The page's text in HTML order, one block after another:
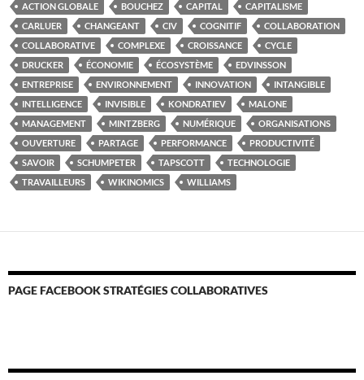
ACTION GLOBALE BOUCHEZ CAPITAL
CAPITALISME
CARLUER
CHANGEANT CIV COGNITIF
COLLABORATION
COLLABORATIVE
COMPLEXE CROISSANCE
CYCLE
DRUCKER
ÉCONOMIE ÉCOSYSTÈME
EDVINSSON
ENTREPRISE
ENVIRONNEMENT INNOVATION
INTANGIBLE
INTELLIGENCE
INVISIBLE KONDRATIEV
MALONE
MANAGEMENT
MINTZBERG NUMÉRIQUE
ORGANISATIONS
OUVERTURE
PARTAGE PERFORMANCE
PRODUCTIVITÉ
SAVOIR
SCHUMPETER TAPSCOTT
TECHNOLOGIE
TRAVAILLEURS
WIKINOMICS WILLIAMS
PAGE FACEBOOK STRATÉGIES COLLABORATIVES